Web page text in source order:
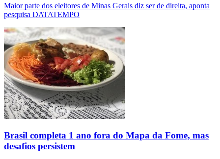
Maior parte dos eleitores de Minas Gerais diz ser de direita, aponta
pesquisa DATATEMPO
Brasil completa 1 ano fora do Mapa da Fome, mas
desafios persistem